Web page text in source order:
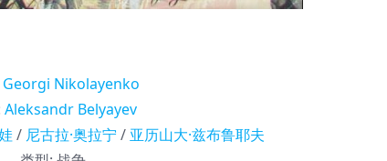
Georgi Nikolayenko
Aleksandr Belyayev
/ 尼古拉·奥拉宁/ 亚历山大·兹布鲁耶夫